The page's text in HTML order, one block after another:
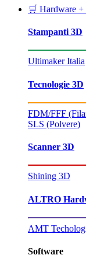
🛒 Hardware
Stampanti 3D
Ultimaker Italia
Tecnologie 3D
FDM/FFF
SLS (Polvere)
Scanner 3D
Shining 3D
ALTRO
AMT
Software